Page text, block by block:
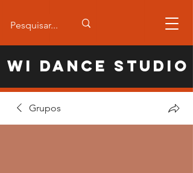
WI Dance Studio
Grupos